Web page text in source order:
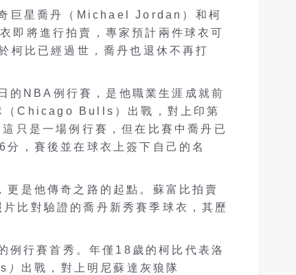
巨星喬丹（Michael Jordan）和柯
將進行拍賣，專家預計兩件球衣可
柯比已經過世，喬丹也退休不再打
NBA例行賽，是他職業生涯成就前
（Chicago Bulls）出戰，對上印第
是一場例行賽，但在比賽中喬丹已
，賽後並在球衣上簽下自己的名
是他傳奇之路的起點。蘇富比拍賣
比對驗證的喬丹新秀賽季球衣，其歷
行賽首秀。年僅18歲的柯比代表洛
） 出戰，對上明尼蘇達灰狼隊